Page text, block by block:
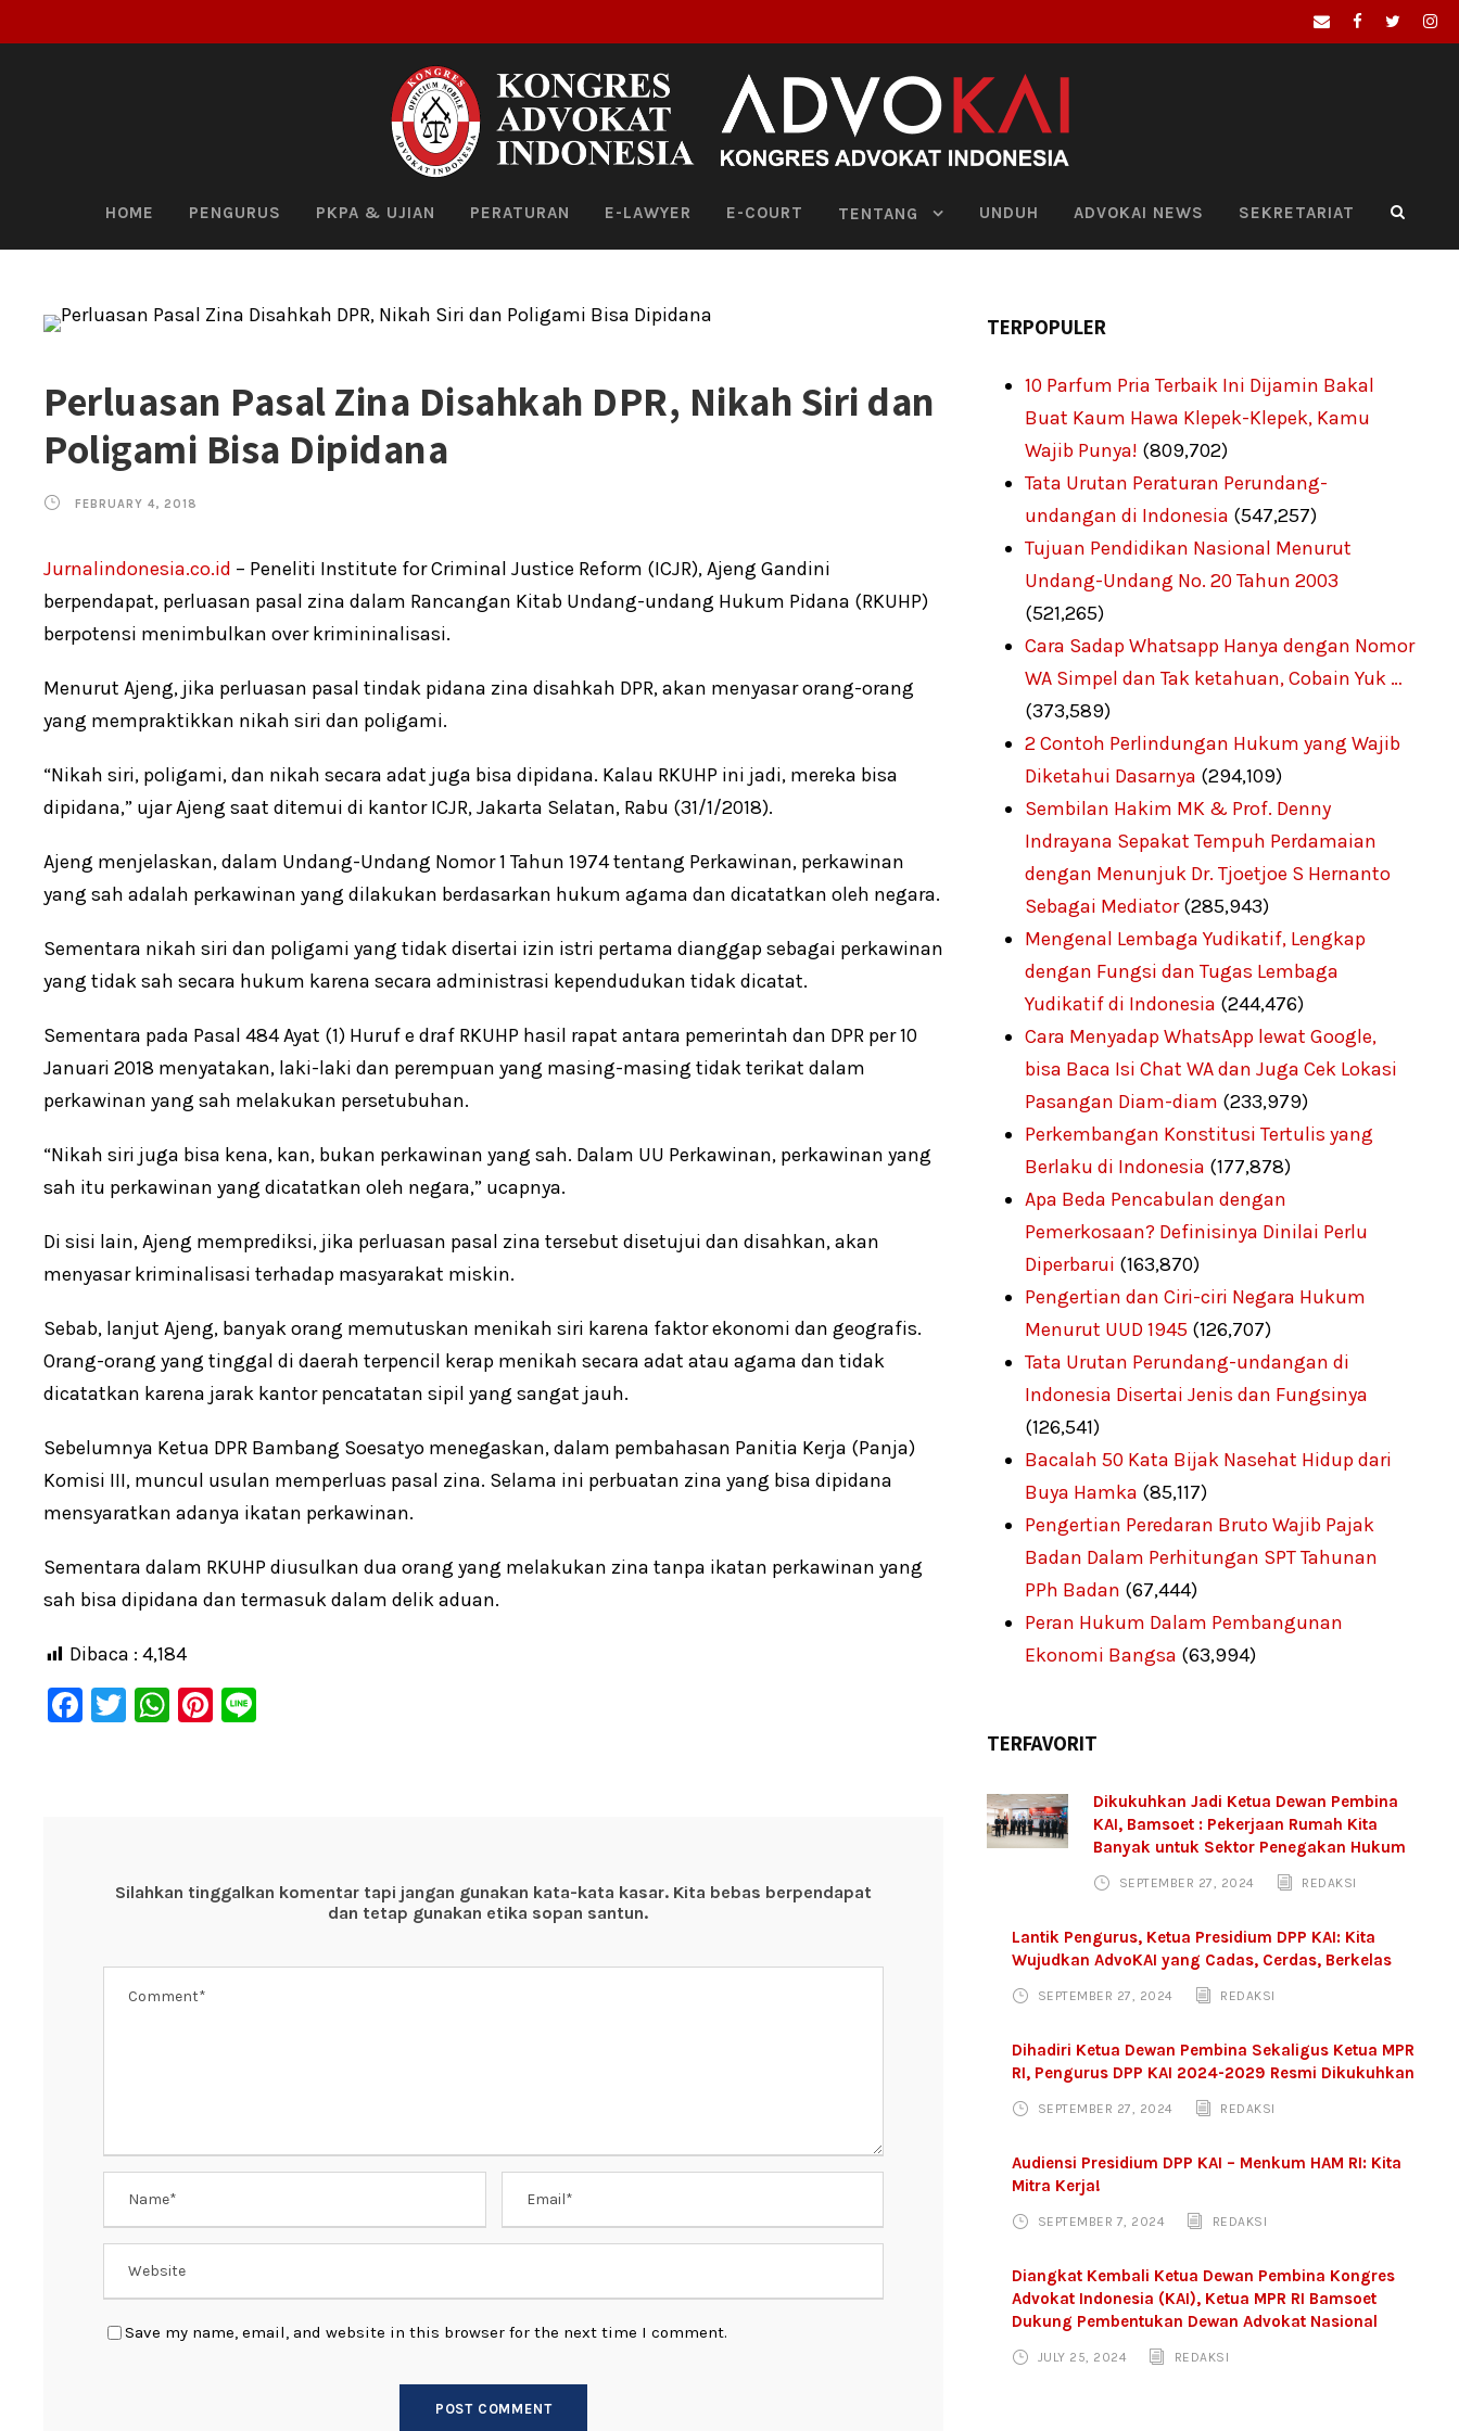
HOME PENGURUS PKPA & UJIAN PERATURAN E-LAWYER E-COURT TENTANG UNDUH ADVOKAI NEWS SEKRETARIAT
Perluasan Pasal Zina Disahkah DPR, Nikah Siri dan
Poligami Bisa Dipidana
FEBRUARY 4, 2018
Jurnalindonesia.co.id – Peneliti Institute for Criminal Justice Reform (ICJR), Ajeng Gandini
berpendapat, perluasan pasal zina dalam Rancangan Kitab Undang-undang Hukum Pidana (RKUHP)
berpotensi menimbulkan over krimininalisasi.
Menurut Ajeng, jika perluasan pasal tindak pidana zina disahkah DPR, akan menyasar orang-orang
yang mempraktikkan nikah siri dan poligami.
“Nikah siri, poligami, dan nikah secara adat juga bisa dipidana. Kalau RKUHP ini jadi, mereka bisa
dipidana,” ujar Ajeng saat ditemui di kantor ICJR, Jakarta Selatan, Rabu (31/1/2018).
Ajeng menjelaskan, dalam Undang-Undang Nomor 1 Tahun 1974 tentang Perkawinan, perkawinan
yang sah adalah perkawinan yang dilakukan berdasarkan hukum agama dan dicatatkan oleh negara.
Sementara nikah siri dan poligami yang tidak disertai izin istri pertama dianggap sebagai perkawinan
yang tidak sah secara hukum karena secara administrasi kependudukan tidak dicatat.
Sementara pada Pasal 484 Ayat (1) Huruf e draf RKUHP hasil rapat antara pemerintah dan DPR per 10
Januari 2018 menyatakan, laki-laki dan perempuan yang masing-masing tidak terikat dalam
perkawinan yang sah melakukan persetubuhan.
“Nikah siri juga bisa kena, kan, bukan perkawinan yang sah. Dalam UU Perkawinan, perkawinan yang
sah itu perkawinan yang dicatatkan oleh negara,” ucapnya.
Di sisi lain, Ajeng memprediksi, jika perluasan pasal zina tersebut disetujui dan disahkan, akan
menyasar kriminalisasi terhadap masyarakat miskin.
Sebab, lanjut Ajeng, banyak orang memutuskan menikah siri karena faktor ekonomi dan geografis.
Orang-orang yang tinggal di daerah terpencil kerap menikah secara adat atau agama dan tidak
dicatatkan karena jarak kantor pencatatan sipil yang sangat jauh.
Sebelumnya Ketua DPR Bambang Soesatyo menegaskan, dalam pembahasan Panitia Kerja (Panja)
Komisi III, muncul usulan memperluas pasal zina. Selama ini perbuatan zina yang bisa dipidana
mensyaratkan adanya ikatan perkawinan.
Sementara dalam RKUHP diusulkan dua orang yang melakukan zina tanpa ikatan perkawinan yang
sah bisa dipidana dan termasuk dalam delik aduan.
Dibaca : 4,184
F
T
W Pi
Silahkan tinggalkan komentar tapi jangan gunakan kata-kata kasar. Kita bebas berpendapat
dan tetap gunakan etika sopan santun.
Save my name, email, and website in this browser for the next time I comment.
TERPOPULER
10 Parfum Pria Terbaik Ini Dijamin Bakal
Buat Kaum Hawa Klepek-Klepek, Kamu
Wajib Punya! (809,702)
Tata Urutan Peraturan Perundang-
undangan di Indonesia (547,257)
Tujuan Pendidikan Nasional Menurut
Undang-Undang No. 20 Tahun 2003
(521,265)
Cara Sadap Whatsapp Hanya dengan Nomor
WA Simpel dan Tak ketahuan, Cobain Yuk …
(373,589)
2 Contoh Perlindungan Hukum yang Wajib
Diketahui Dasarnya (294,109)
Sembilan Hakim MK & Prof. Denny
Indrayana Sepakat Tempuh Perdamaian
dengan Menunjuk Dr. Tjoetjoe S Hernanto
Sebagai Mediator (285,943)
Mengenal Lembaga Yudikatif, Lengkap
dengan Fungsi dan Tugas Lembaga
Yudikatif di Indonesia (244,476)
Cara Menyadap WhatsApp lewat Google,
bisa Baca Isi Chat WA dan Juga Cek Lokasi
Pasangan Diam-diam (233,979)
Perkembangan Konstitusi Tertulis yang
Berlaku di Indonesia (177,878)
Apa Beda Pencabulan dengan
Pemerkosaan? Definisinya Dinilai Perlu
Diperbarui (163,870)
Pengertian dan Ciri-ciri Negara Hukum
Menurut UUD 1945 (126,707)
Tata Urutan Perundang-undangan di
Indonesia Disertai Jenis dan Fungsinya
(126,541)
Bacalah 50 Kata Bijak Nasehat Hidup dari
Buya Hamka (85,117)
Pengertian Peredaran Bruto Wajib Pajak
Badan Dalam Perhitungan SPT Tahunan
PPh Badan (67,444)
Peran Hukum Dalam Pembangunan
Ekonomi Bangsa (63,994)
TERFAVORIT
Dikukuhkan Jadi Ketua Dewan Pembina
KAI, Bamsoet : Pekerjaan Rumah Kita
Banyak untuk Sektor Penegakan Hukum
SEPTEMBER 27, 2024 REDAKSI
Lantik Pengurus, Ketua Presidium DPP KAI: Kita
Wujudkan AdvoKAI yang Cadas, Cerdas, Berkelas
SEPTEMBER 27, 2024 REDAKSI
Dihadiri Ketua Dewan Pembina Sekaligus Ketua MPR
RI, Pengurus DPP KAI 2024-2029 Resmi Dikukuhkan
SEPTEMBER 27, 2024 REDAKSI
Audiensi Presidium DPP KAI – Menkum HAM RI: Kita
Mitra Kerja!
SEPTEMBER 7, 2024 REDAKSI
Diangkat Kembali Ketua Dewan Pembina Kongres
Advokat Indonesia (KAI), Ketua MPR RI Bamsoet
Dukung Pembentukan Dewan Advokat Nasional
JULY 25, 2024 REDAKSI